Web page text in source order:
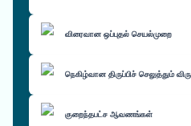
விரைவான ஒப்புதல் செயல்முறை
நெகிழ்வான திருப்பிச் செலுத்தும்
குறைந்தபட்ச ஆவணங்கள்